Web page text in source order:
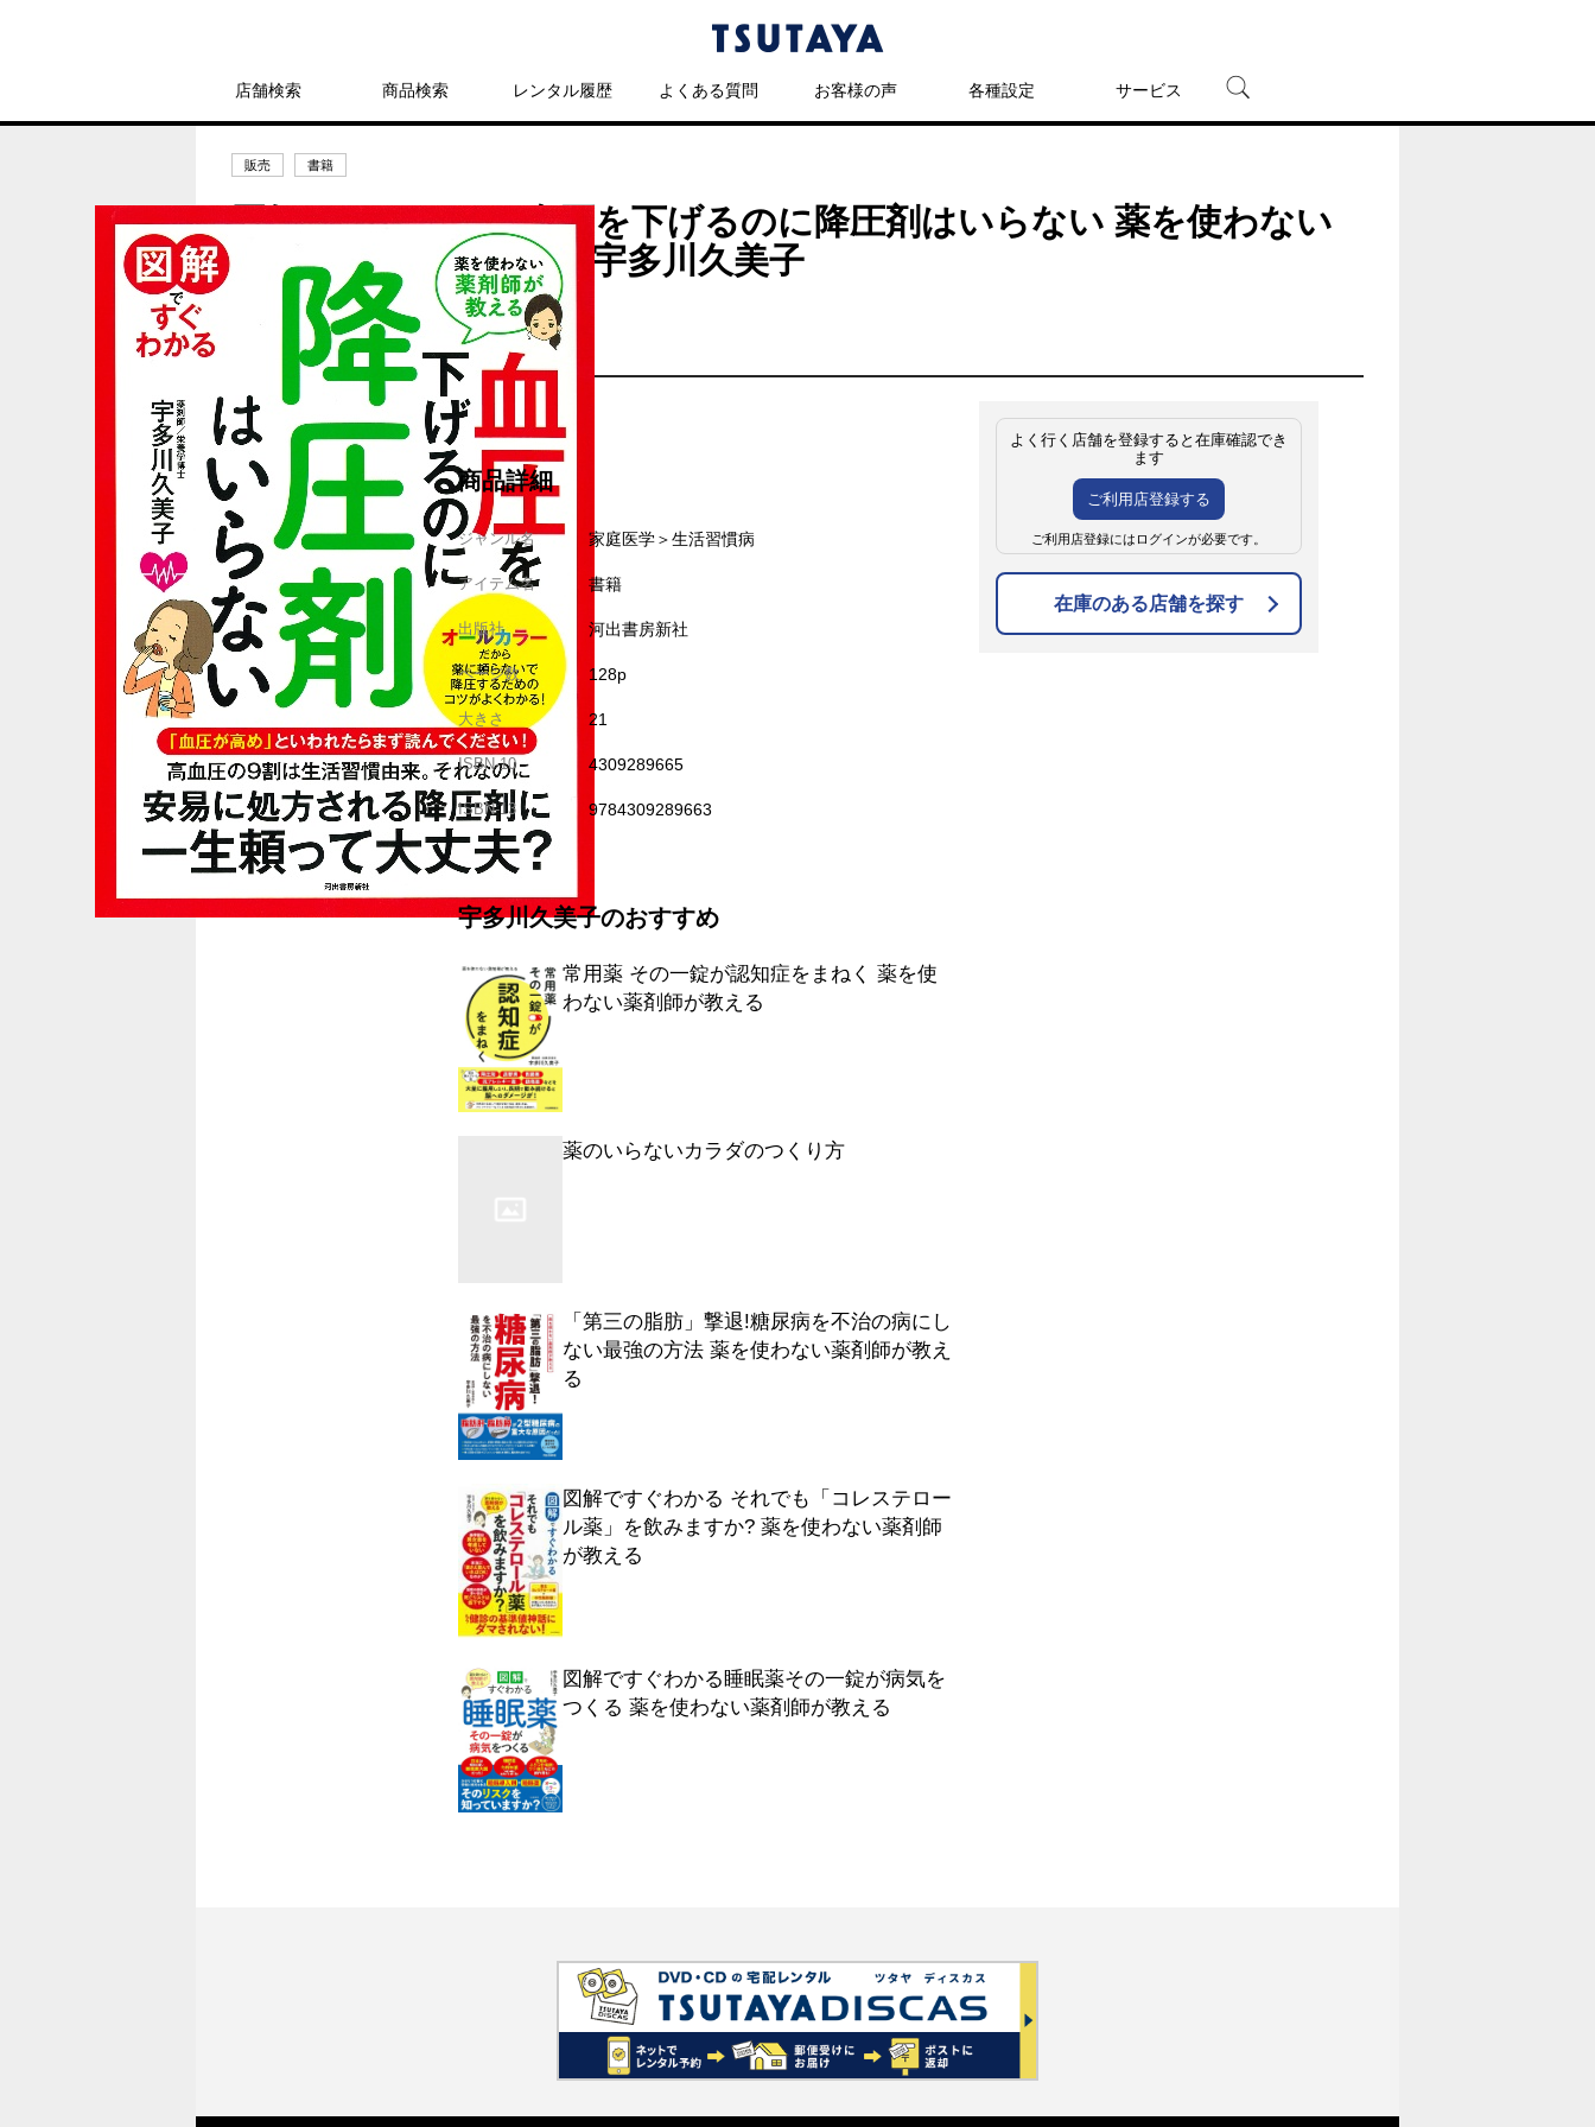
店舗検索 商品検索 レンタル履歴 よくある質問 お客様の声 各種設定 サービス
TSUTAYAプレミアムNEXT
販売 書籍
図解ですぐわかる血圧を下げるのに降圧剤はいらない 薬を使わない
薬剤師が教える ／ 宇多川久美子
発売日：2022年3月17日
商品詳細
ジャンル名 家庭医学＞生活習慣病
アイテム名 書籍
出版社 河出書房新社
ページ数 128p
大きさ 21
ISBN-10 4309289665
ISBN-13 9784309289663
宇多川久美子のおすすめ
常用薬 その一錠が認知症をまねく 薬を使
わない薬剤師が教える
薬のいらないカラダのつくり方
「第三の脂肪」撃退!糖尿病を不治の病にし
ない最強の方法 薬を使わない薬剤師が教え
る
図解ですぐわかる それでも「コレステロー
ル薬」を飲みますか? 薬を使わない薬剤師
が教える
図解ですぐわかる睡眠薬その一錠が病気を
つくる 薬を使わない薬剤師が教える
よく行く店舗を登録すると在庫確認でき
ます
ご利用店登録する
ご利用店登録にはログインが必要です。
在庫のある店舗を探す